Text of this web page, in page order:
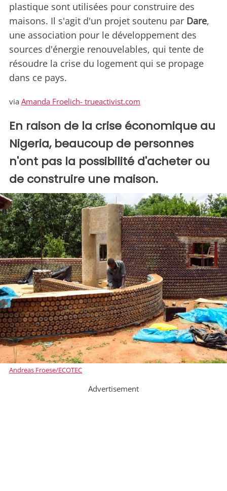
plastique sont utilisées pour construire des
maisons. Il s'agit d'un projet soutenu par Dare,
une association pour le développement des
sources d'énergie renouvelables, qui tente de
résoudre la crise du logement qui se propage
dans ce pays.
via Amanda Froelich- trueactivist.com
En raison de la crise économique au
Nigeria, beaucoup de personnes
n'ont pas la possibilité d'acheter ou
de construire une maison.
Andreas Froese/ECOTEC
Advertisement